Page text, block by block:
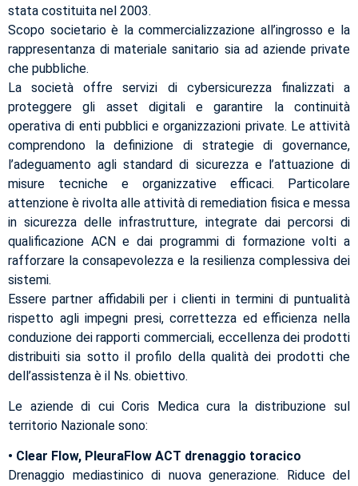
stata costituita nel 2003.
Scopo societario è la commercializzazione all’ingrosso e la
rappresentanza di materiale sanitario sia ad aziende private
che pubbliche.
La società offre servizi di cybersicurezza finalizzati a
proteggere gli asset digitali e garantire la continuità
operativa di enti pubblici e organizzazioni private. Le attività
comprendono la definizione di strategie di governance,
l’adeguamento agli standard di sicurezza e l’attuazione di
misure tecniche e organizzative efficaci. Particolare
attenzione è rivolta alle attività di remediation fisica e messa
in sicurezza delle infrastrutture, integrate dai percorsi di
qualificazione ACN e dai programmi di formazione volti a
rafforzare la consapevolezza e la resilienza complessiva dei
sistemi.
Essere partner affidabili per i clienti in termini di puntualità
rispetto agli impegni presi, correttezza ed efficienza nella
conduzione dei rapporti commerciali, eccellenza dei prodotti
distribuiti sia sotto il profilo della qualità dei prodotti che
dell’assistenza è il Ns. obiettivo.
Le aziende di cui Coris Medica cura la distribuzione sul
territorio Nazionale sono:
• Clear Flow, PleuraFlow ACT drenaggio toracico
Drenaggio mediastinico di nuova generazione. Riduce del